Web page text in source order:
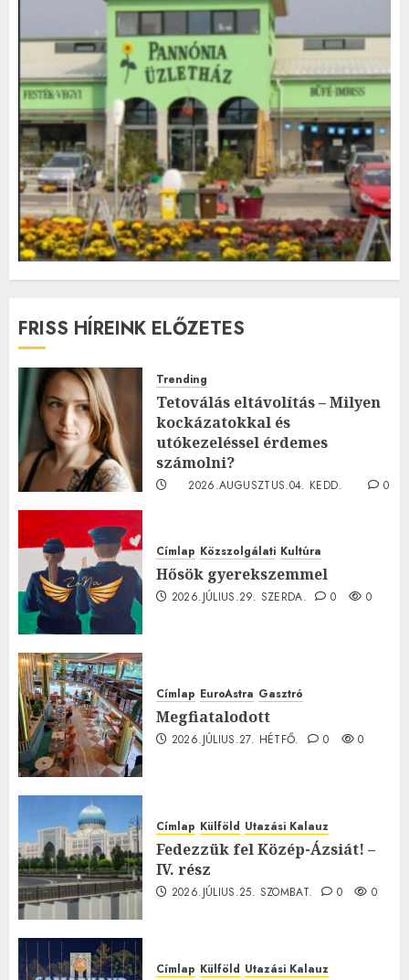
FRISS HÍREINK ELŐZETES
Trending
Tetoválás eltávolítás – Milyen
kockázatokkal és
utókezeléssel érdemes
számolni?
2026.AUGUSZTUS.04. KEDD.
0
Címlap Közszolgálati Kultúra
Hősök gyerekszemmel
2026.JÚLIUS.29. SZERDA. 0 0
Címlap EuroAstra Gasztró
Megfiatalodott
2026.JÚLIUS.27. HÉTFŐ. 0 0
Címlap Külföld Utazási Kalauz
Fedezzük fel Közép-Ázsiát! –
IV. rész
2026.JÚLIUS.25. SZOMBAT. 0 0
Címlap Külföld Utazási Kalauz